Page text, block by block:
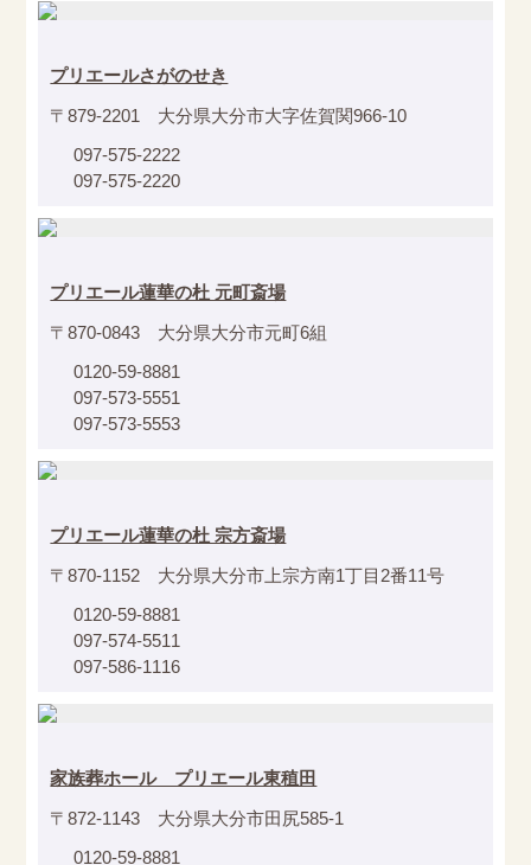
プリエールさがのせき
〒879-2201 大分県大分市大字佐賀関966-10
097-575-2222
097-575-2220
プリエール蓮華の杜 元町斎場
〒870-0843 大分県大分市元町6組
0120-59-8881
097-573-5551
097-573-5553
プリエール蓮華の杜 宗方斎場
〒870-1152 大分県大分市上宗方南1丁目2番11号
0120-59-8881
097-574-5511
097-586-1116
家族葬ホール プリエール東稙田
〒872-1143 大分県大分市田尻585-1
0120-59-8881